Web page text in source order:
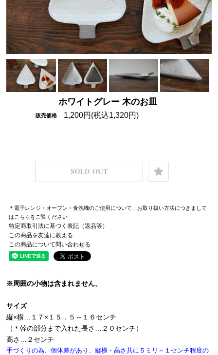
ホワイトグレー 木のお皿
販売価格 1,200円(税込1,320円)
＊電子レンジ・オーブン・食洗機のご使用について、お取り扱い方法につきまして
はこちらをご覧ください
特定商取引法に基づく表記（返品等）
この商品を友達に教える
この商品について問い合わせる
※周囲の小物は含まれません。
サイズ
縦×横…１７×１５．５～１６センチ
（＊幹の部分まで入れた長さ…２０センチ）
高さ…２センチ
手づくりの為、個体差があり、縦横・高さ共に５ミリ～１センチ程度の